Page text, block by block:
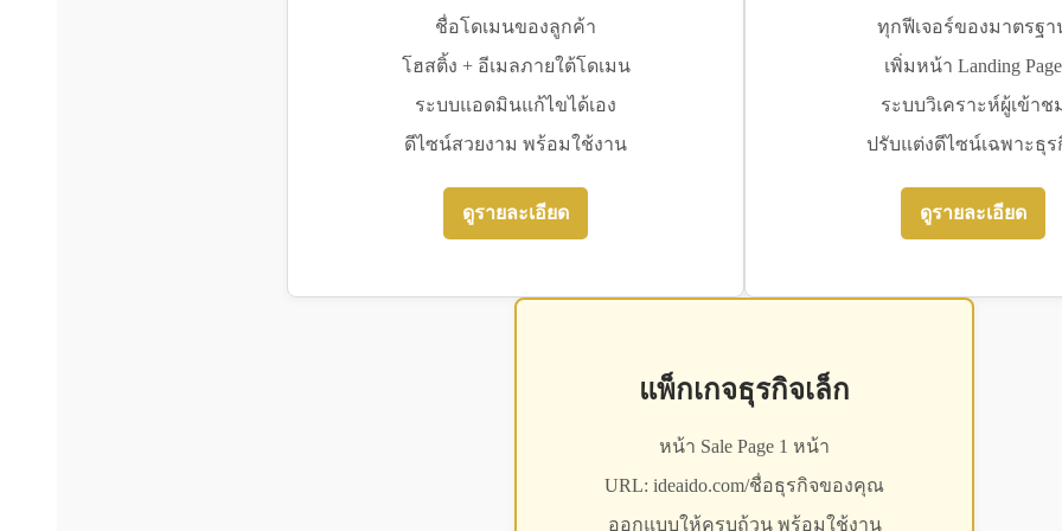
ชื่อโดเมนของลูกค้า
โฮสติ้ง + อีเมลภายใต้โดเมน
ระบบแอดมินแก้ไขได้เอง
ดีไซน์สวยงาม พร้อมใช้งาน
ดูรายละเอียด
ทุกฟีเจอร์ของมาตรฐา
เพิ่มหน้า Landing Page
ระบบวิเคราะห์ผู้เข้าช
ปรับแต่งดีไซน์เฉพาะธุร
ดูรายละเอียด
แพ็กเกจธุรกิจเล็ก
หน้า Sale Page 1 หน้า
URL: ideaido.com/ชื่อธุรกิจของคุณ
ออกแบบให้ครบถ้วน พร้อมใช้งาน